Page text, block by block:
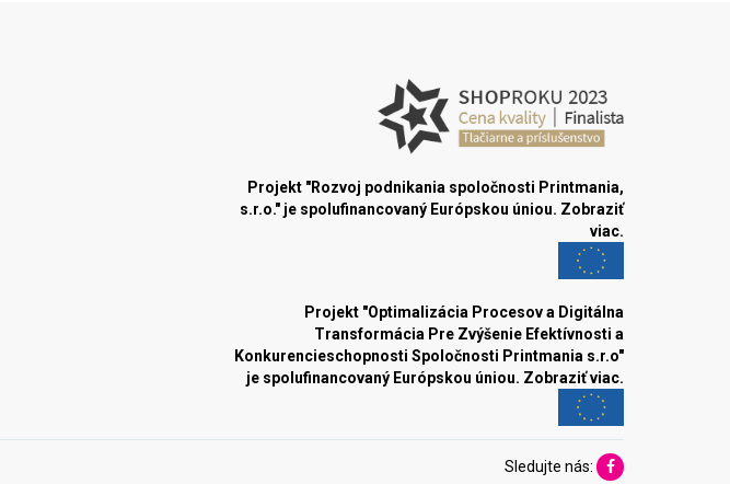
Projekt "Rozvoj podnikania spoločnosti Printmania,
s.r.o." je spolufinancovaný Európskou úniou. Zobraziť
viac.
Projekt "Optimalizácia Procesov a Digitálna
Transformácia Pre Zvýšenie Efektívnosti a
Konkurencieschopnosti Spoločnosti Printmania s.r.o"
je spolufinancovaný Európskou úniou. Zobraziť viac.
Sledujte nás: